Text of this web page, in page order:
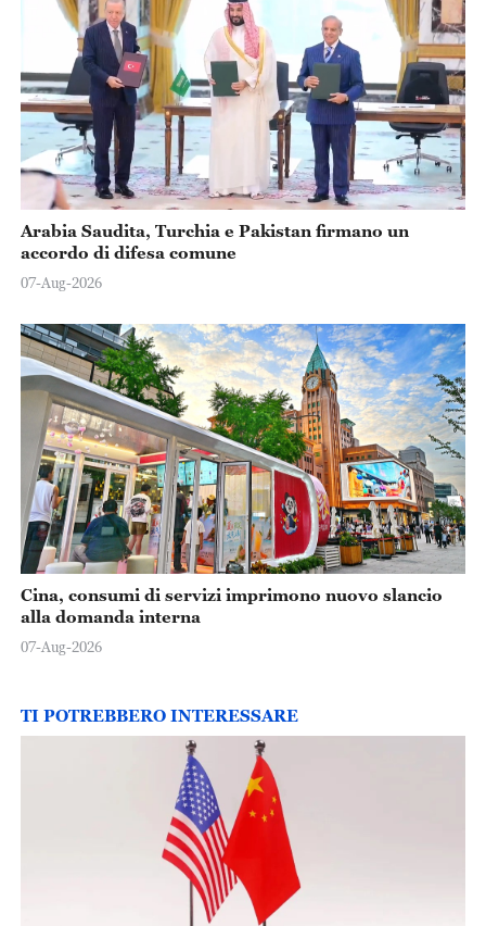
Arabia Saudita, Turchia e Pakistan firmano un
accordo di difesa comune
07-Aug-2026
Cina, consumi di servizi imprimono nuovo slancio
alla domanda interna
07-Aug-2026
TI POTREBBERO INTERESSARE